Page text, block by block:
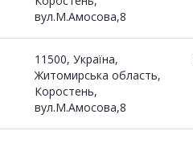
вул.М.Амосова,8
11500, Україна,
Житомирська область,
Коростень,
вул.М.Амосова,8